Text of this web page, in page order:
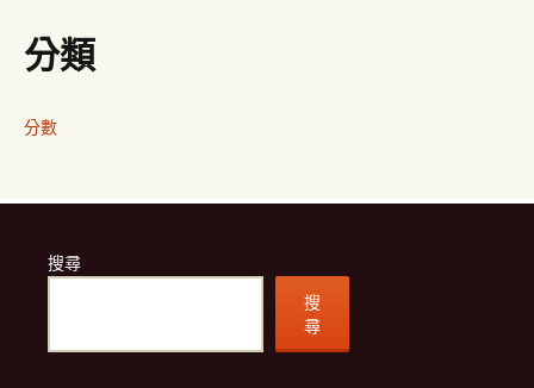
分類
分數
搜尋
搜
尋